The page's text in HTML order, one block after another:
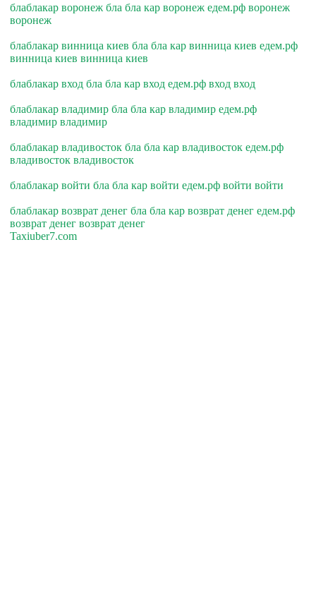
блаблакар воронеж бла бла кар воронеж едем.рф воронеж
воронеж
блаблакар винница киев бла бла кар винница киев едем.рф
винница киев винница киев
блаблакар вход бла бла кар вход едем.рф вход вход
блаблакар владимир бла бла кар владимир едем.рф
владимир владимир
блаблакар владивосток бла бла кар владивосток едем.рф
владивосток владивосток
блаблакар войти бла бла кар войти едем.рф войти войти
блаблакар возврат денег бла бла кар возврат денег едем.рф
возврат денег возврат денег
Taxiuber7.com